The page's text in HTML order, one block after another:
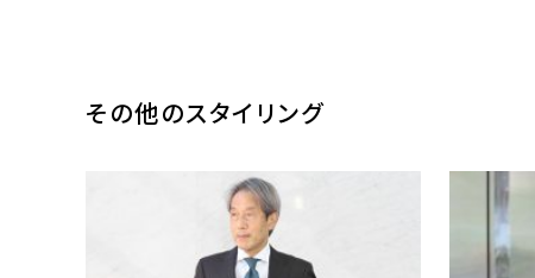
その他のスタイリング